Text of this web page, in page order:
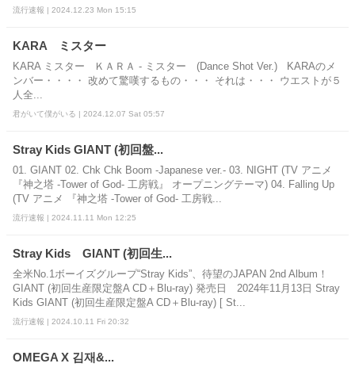
流行速報 | 2024.12.23 Mon 15:15
KARA ミスター
KARA ミスター ＫＡＲＡ - ミスター (Dance Shot Ver.) KARAのメ
ンバー・・・・ 改めて驚嘆するもの・・・ それは・・・ ウエストが５
人全...
君がいて僕がいる | 2024.12.07 Sat 05:57
Stray Kids GIANT (初回盤...
01. GIANT 02. Chk Chk Boom -Japanese ver.- 03. NIGHT (TV アニメ
『神之塔 -Tower of God- 工房戦』 オープニングテーマ) 04. Falling Up
(TV アニメ 『神之塔 -Tower of God- 工房戦...
流行速報 | 2024.11.11 Mon 12:25
Stray Kids GIANT (初回生...
全米No.1ボーイズグループ“Stray Kids”、待望のJAPAN 2nd Album！
GIANT (初回生産限定盤A CD＋Blu-ray) 発売日 2024年11月13日 Stray
Kids GIANT (初回生産限定盤A CD＋Blu-ray) [ St...
流行速報 | 2024.10.11 Fri 20:32
OMEGA X 김재&...